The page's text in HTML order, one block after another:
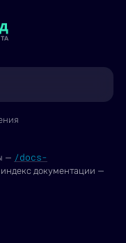
— /docs-
индекс документации —